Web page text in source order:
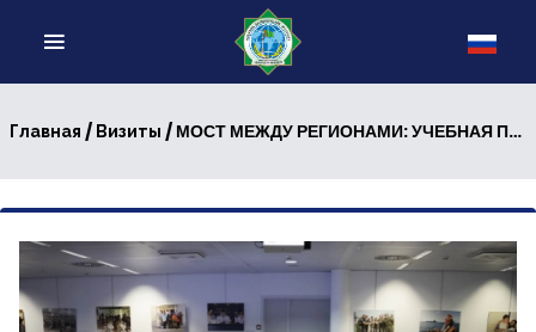
Главная / Визиты / МОСТ МЕЖДУ РЕГИОНАМИ: УЧЕБНАЯ ПРОГРАММА ЕС ДЛЯ ДИПЛОМАТОВ ЦЕНТРАЛЬНОЙ АЗИИ В БЕЛЬГИИ